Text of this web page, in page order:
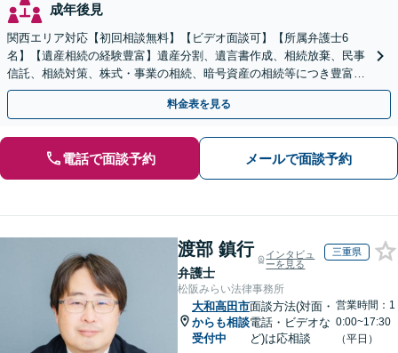
成年後見
関西エリア対応【初回相談無料】【ビデオ面談可】【所属弁護士6
名】【遺産相続の経験豊富】遺産分割、遺言書作成、相続放棄、民事
信託、相続対策、株式・事業の相続、暗号資産の相続等につき豊富な
対応実績。【バリアフリー】【完全個室対応】
料金表を見る
電話で面談予約 メールで面談予約
渡部 鎮行
弁護士
インタビュ
ーを見る
三重県
松阪みらい法律事務所
大和高田市
からも相談
受付中
面談方法(対面・
電話・ビデオな
ど)は応相談
営業時間：1
0:00~17:30
（平日）